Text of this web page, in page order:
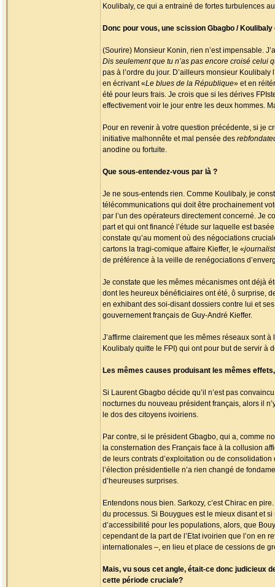
Koulibaly, ce qui a entrainé de fortes turbulences
Donc pour vous, une scission Gbagbo /
(Sourire) Monsieur Konin, rien n’est impensable.
Dis seulement que tu n’as pas encore croisé celui
pas à l’ordre du jour. D’ailleurs monsieur
en écrivant «Le blues de la République» et en
été pour leurs frais. Je crois que si les dérives
effectivement voir le jour entre les deux hommes.
Pour en revenir à votre question précédente, si je
initiative malhonnête et mal pensée des
anodine ou fortuite.
Que sous-entendez-vous par là ?
Je ne sous-entends rien. Comme Koulibaly, je
télécommunications qui doit être prochainement
par l’un des opérateurs directement concerné. Je
part et qui ont financé l’étude sur laquelle est
constate qu’au moment où des négociations
cartons la tragi-comique affaire Kieffer, le «
de préférence à la veille de renégociations
Je constate que les mêmes mécanismes ont déjà
dont les heureux bénéficiaires ont été, ô surprise,
en exhibant des soi-disant dossiers contre lui et
gouvernement français de Guy-André Kieffer.
J’affirme clairement que les mêmes réseaux sont
Koulibaly quitte le FPI) qui ont pour but de servir à
Les mêmes causes produisant les mêmes
Si Laurent Gbagbo décide qu’il n’est pas
nocturnes du nouveau président français, alors il
le dos des citoyens ivoiriens.
Par contre, si le président Gbagbo, qui a, comme
la consternation des Français face à la collusion
de leurs contrats d’exploitation ou de
l’élection présidentielle n’a rien changé de
d’heureuses surprises.
Entendons nous bien. Sarkozy, c’est Chirac en
du processus. Si Bouygues est le mieux disant et
d’accessibilité pour les populations, alors, que
cependant de la part de l’Etat ivoirien que l’on en
internationales –, en lieu et place de cessions de
Mais, vu sous cet angle, était-ce donc judicieux
cette période cruciale?